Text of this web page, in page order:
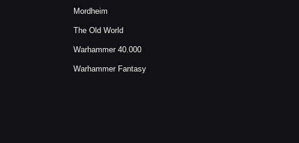
Mordheim
The Old World
Warhammer 40.000
Warhammer Fantasy